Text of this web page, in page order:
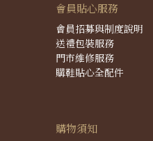
會員貼心服務
會員招募與制度說明
送禮包裝服務
門市維修服務
購鞋貼心全配件
購物須知